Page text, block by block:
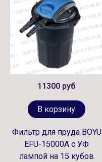
11300 руб
В корзину
Фильтр для пруда BOYU
EFU-15000A с УФ
лампой на 15 кубов